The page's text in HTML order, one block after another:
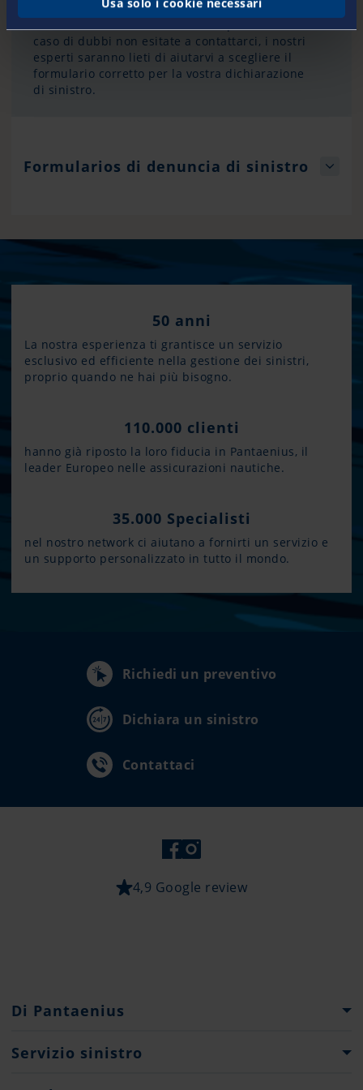
dichiarazione sinistro qui. Si noti che esistono
caso di dubbi non esitate a contattarci, i nostri
esperti saranno lieti di aiutarvi a scegliere il
formulario corretto per la vostra dichiarazione
di sinistro.
Formularios di denuncia di sinistro
50 anni
La nostra esperienza ti grantisce un servizio
esclusivo ed efficiente nella gestione dei sinistri,
proprio quando ne hai più bisogno.
110.000 clienti
hanno già riposto la loro fiducia in Pantaenius, il
leader Europeo nelle assicurazioni nautiche.
35.000 Specialisti
nel nostro network ci aiutano a fornirti un servizio e
un supporto personalizzato in tutto il mondo.
Richiedi un preventivo
Dichiara un sinistro
Contattaci
4,9 Google review
Di Pantaenius
Gruppo Pantaenius
Servizio sinistro